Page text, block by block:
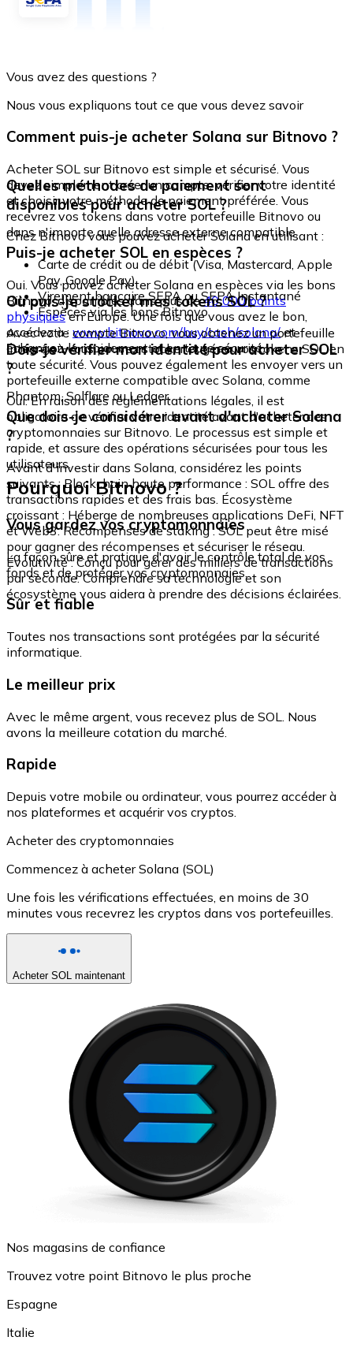
Vous avez des questions ?
Nous vous expliquons tout ce que vous devez savoir
Comment puis-je acheter Solana sur Bitnovo ?
Acheter SOL sur Bitnovo est simple et sécurisé. Vous
devez simplement créer un compte, vérifier votre identité
et choisir votre méthode de paiement préférée. Vous
recevrez vos tokens dans votre portefeuille Bitnovo ou
dans n'importe quelle adresse externe compatible.
Quelles méthodes de paiement sont
disponibles pour acheter SOL ?
Chez Bitnovo vous pouvez acheter Solana en utilisant :
Carte de crédit ou de débit (Visa, Mastercard, Apple
Pay, Google Pay)
Virement bancaire SEPA ou SEPA Instantané
Espèces via les bons Bitnovo
Puis-je acheter SOL en espèces ?
Oui. Vous pouvez acheter Solana en espèces via les bons
Bitnovo, disponibles dans plus de40 000 points
physiquesen Europe. Une fois que vous avez le bon,
accédez à : www.bitnovo.com/buy/cash/solana/et
échangez-le rapidement et en toute sécurité.
Où puis-je stocker mes tokens SOL ?
Avec votre compte Bitnovo, vous obtenez un portefeuille
intégré où vous pouvez stocker et gérer vos tokens SOL en
toute sécurité. Vous pouvez également les envoyer vers un
portefeuille externe compatible avec Solana, comme
Phantom, Solflare ou Ledger.
Dois-je vérifier mon identité pour acheter SOL
?
Oui. En raison des réglementations légales, il est
obligatoire de vérifier votre identité avant d'acheter des
cryptomonnaies sur Bitnovo. Le processus est simple et
rapide, et assure des opérations sécurisées pour tous les
utilisateurs.
Que dois-je considérer avant d'acheter Solana
?
Avant d'investir dans Solana, considérez les points
suivants : Blockchain haute performance : SOL offre des
transactions rapides et des frais bas. Écosystème
croissant : Héberge de nombreuses applications DeFi, NFT
et Web3. Récompenses de staking : SOL peut être misé
pour gagner des récompenses et sécuriser le réseau.
Évolutivité : Conçu pour gérer des milliers de transactions
par seconde. Comprendre sa technologie et son
écosystème vous aidera à prendre des décisions éclairées.
Pourquoi Bitnovo ?
Vous gardez vos cryptomonnaies
La façon sûre et pratique d'avoir le contrôle total de vos
fonds et de protéger vos cryptomonnaies.
Sûr et fiable
Toutes nos transactions sont protégées par la sécurité
informatique.
Le meilleur prix
Avec le même argent, vous recevez plus de SOL. Nous
avons la meilleure cotation du marché.
Rapide
Depuis votre mobile ou ordinateur, vous pourrez accéder à
nos plateformes et acquérir vos cryptos.
Acheter des cryptomonnaies
Commencez à acheter Solana (SOL)
Une fois les vérifications effectuées, en moins de 30
minutes vous recevrez les cryptos dans vos portefeuilles.
Acheter SOL maintenant
Nos magasins de confiance
Trouvez votre point Bitnovo le plus proche
Espagne
Italie